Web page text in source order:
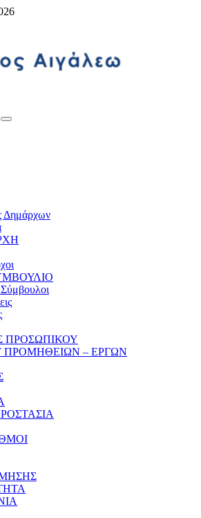
Δημάρχων
ΠΡΟΣΩΠΙΚΟΥ
ΠΡΟΜΗΘΕΙΩΝ – ΕΡΓΩΝ